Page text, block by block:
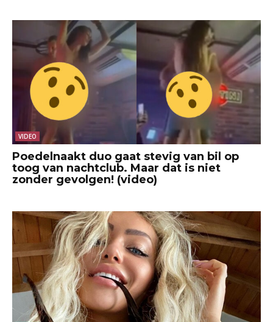
VIDEO
Poedelnaakt duo gaat stevig van bil op
toog van nachtclub. Maar dat is niet
zonder gevolgen! (video)